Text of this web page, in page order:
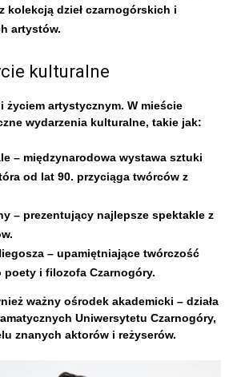
kolekcją dzieł czarnogórskich i
artystów.
kulturalne
życiem artystycznym. W mieście
wydarzenia kulturalne, takie jak:
– międzynarodowa wystawa sztuki
od lat 90. przyciąga twórców z
– prezentujący najlepsze spektakle z
– upamiętniające twórczość
poety i filozofa Czarnogóry.
ważny ośrodek akademicki – działa
Uniwersytetu Czarnogóry,
znanych aktorów i reżyserów.